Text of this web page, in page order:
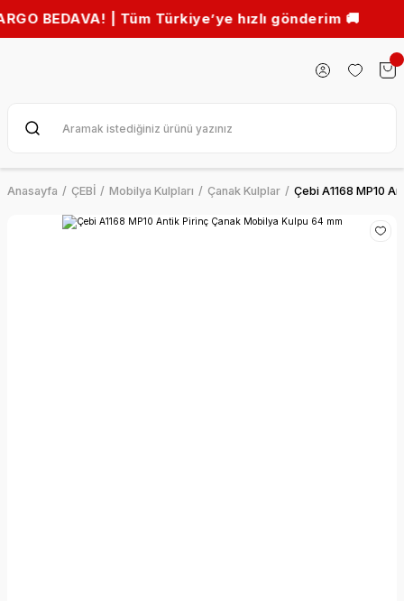
| Tüm Türkiye’ye hızlı gönderim 🚚
Anasayfa ÇEBİ Mobilya Kulpları Çanak Kulplar Çebi A1168 MP10